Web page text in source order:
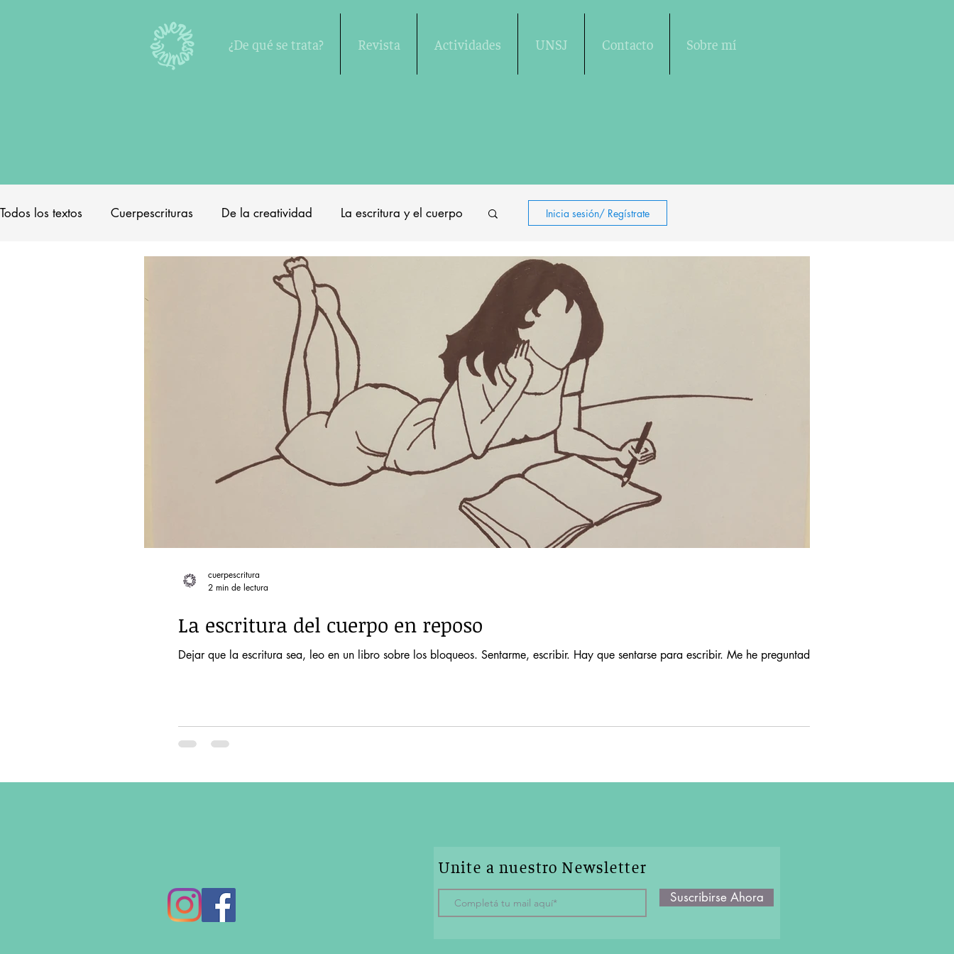
¿De qué se trata? Revista Actividades UNSJ Contacto Sobre mí
Todos los textos Cuerpescrituras De la creatividad La escritura y el cuerpo Inicia sesión/ Regístrate
La escritura del cuerpo en reposo
Dejar que la escritura sea, leo en un libro sobre los bloqueos. Sentarme, escribir. Hay que sentarse para escribir. Me he preguntado si...
cuerpescritura
2 min de lectura
Unite a nuestro Newsletter
Suscribirse Ahora